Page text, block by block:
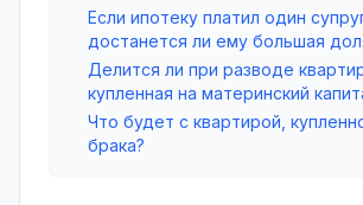
Если ипотеку платил один
достанется ли ему большая
Делится ли при разводе
купленная на материнский
Что будет с квартирой,
брака?